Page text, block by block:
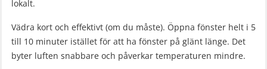
lokalt.
Vädra kort och effektivt (om du måste). Öppna fönster helt i 5
till 10 minuter istället för att ha fönster på glänt länge. Det
byter luften snabbare och påverkar temperaturen mindre.